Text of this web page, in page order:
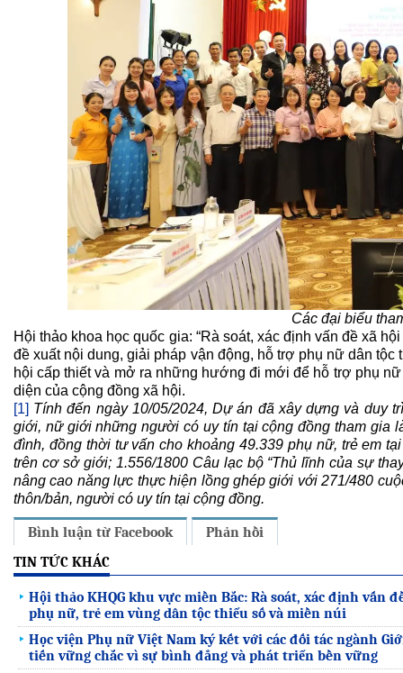
Các đại biểu
Hội thảo khoa học quốc gia: “Rà soát, xác định vấn đề xã
đề xuất nội dung, giải pháp vận động, hỗ trợ phụ nữ dân
hội cấp thiết và mở ra những hướng đi mới để hỗ trợ phụ
diện của cộng đồng xã hội.
[1] Tính đến ngày 10/05/2024, Dự án đã xây dựng và duy
giới, nữ giới những người có uy tín tại cộng đồng tham gia
đình, đồng thời tư vấn cho khoảng 49.339 phụ nữ, trẻ em
trên cơ sở giới; 1.556/1800 Câu lạc bộ “Thủ lĩnh của sự
nâng cao năng lực thực hiện lồng ghép giới với 271/480
thôn/bản, người có uy tín tại cộng đồng.
Bình luận từ Facebook
Phản hồi
TIN TỨC KHÁC
Hội thảo KHQG khu vực miền Bắc: Rà soát, xác định vấn
phụ nữ, trẻ em vùng dân tộc thiểu số và miền núi
Học viện Phụ nữ Việt Nam ký kết với các đối tác ngành
tiến vững chắc vì sự bình đẳng và phát triển bền vững